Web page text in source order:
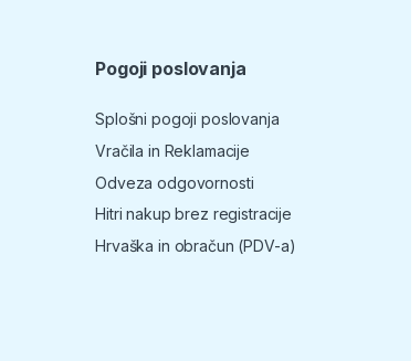
Pogoji poslovanja
Splošni pogoji poslovanja
Vračila in Reklamacije
Odveza odgovornosti
Hitri nakup brez registracije
Hrvaška in obračun (PDV-a)